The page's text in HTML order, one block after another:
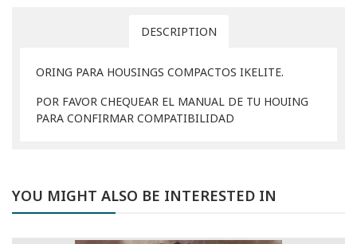
DESCRIPTION
ORING PARA HOUSINGS COMPACTOS IKELITE.
POR FAVOR CHEQUEAR EL MANUAL DE TU HOUING
PARA CONFIRMAR COMPATIBILIDAD
YOU MIGHT ALSO BE INTERESTED IN